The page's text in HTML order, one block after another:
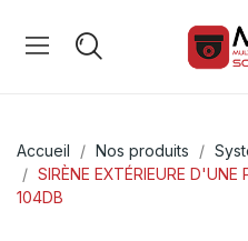
Accueil Nos produits
SIRÈNE EXTÉRIEURE
104DB